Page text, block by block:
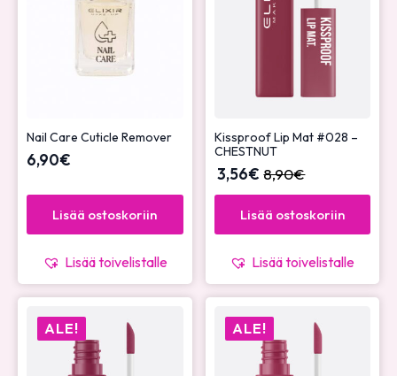
Nail Care Cuticle Remover
6,90€
Lisää ostoskoriin
Lisää toivelistalle
Kissproof Lip Mat #028 –
CHESTNUT
8,90€
3,56€
Lisää ostoskoriin
Lisää toivelistalle
ALE! ALE!